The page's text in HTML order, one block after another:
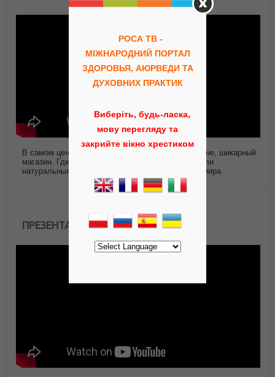
В самом центре Киева, открылся первый в Украине, шикарный
магазин. Где были собраны лучшие производители
натуральных медицинских препаратов со всего мира.
ПРЕЗЕНТАЦИЯ КАНАЛА
РОСА ТВ -
МІЖНАРОДНИЙ ПОРТАЛ
ЗДОРОВЬЯ, АЮРВЕДИ ТА
ДУХОВНИХ ПРАКТИК
Виберіть, будь-ласка,
мову перегляду та
закрийте вікно хрестиком